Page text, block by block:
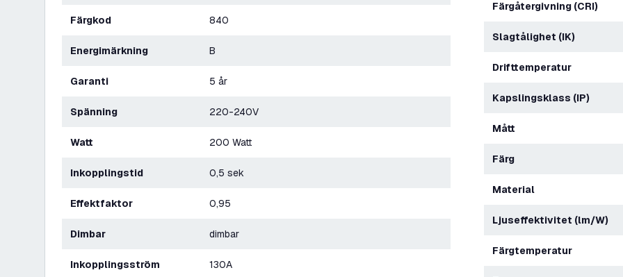
Färgkod 840
Energimärkning B
Garanti 5 år
Spänning 220-240V
Watt 200 Watt
Inkopplingstid 0,5 sek
Effektfaktor 0,95
Dimbar dimbar
Inkopplingsström 130A
Färgåtergivning (CRI)
Slagtålighet (IK)
Drifttemperatur
Kapslingsklass (IP)
Mått
Färg
Material
Ljuseffektivitet (lm/W)
Färgtemperatur